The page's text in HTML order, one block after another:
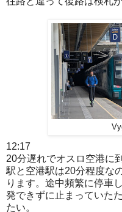
12:17
20分遅れでオスロ空港に
駅と空港駅は20分程度な
ります。途中頻繁に停車
発できずに止まっていた
たい。